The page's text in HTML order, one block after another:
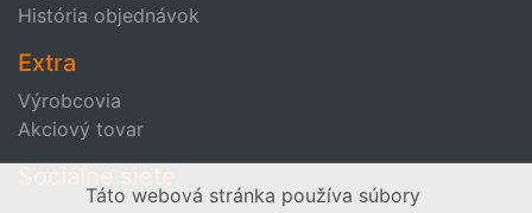
História objednávok
Extra
Výrobcovia
Akciový tovar
Táto webová stránka používa súbory